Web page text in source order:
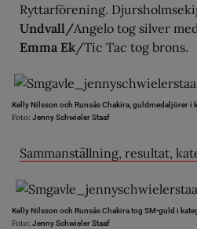
Ryttarförening.
Undvall/Angelo tog silver
Emma Ek/Tic Tac tog brons.
Kelly Nilsson och Runsås Chakira, guldmedaljörer i
Foto: Jenny Schwieler Staaf
Sammanställning, resultat,
Kelly Nilsson och Runsås Chakira tog SM-guld i
Foto: Jenny Schwieler Staaf